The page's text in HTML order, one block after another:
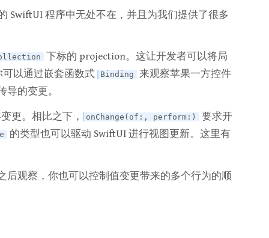
SwiftUI 程序中无处不在，并且为我们提供了很多
下标的 projection。这让开发者可以将局
以通过嵌套函数式 Binding
来观察苹果一方控件
导的变更。
更。相比之下， onChange(of:, perform:)
要求开
的类型也可以驱动 SwiftUI 进行视图更新。这里有
后观察，你也可以控制值变更带来的多个行为的顺